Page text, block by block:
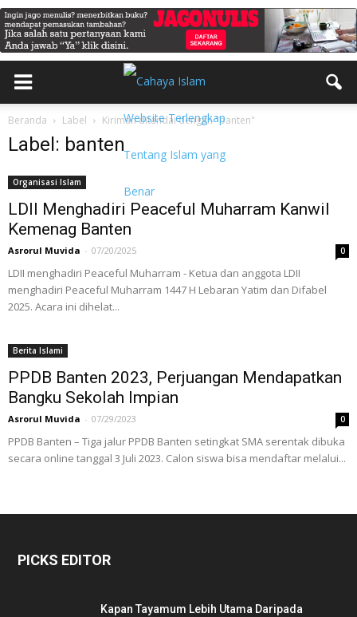
Beranda Label Kiriman ditandai dengan "banten"
Label: banten
Organisasi Islam
LDII Menghadiri Peaceful Muharram Kanwil
Kemenag Banten
Asrorul Muvida - 07/20/2025 0
LDII menghadiri Peaceful Muharram - Ketua dan anggota LDII
menghadiri Peaceful Muharram 1447 H Lebaran Yatim dan Difabel
2025. Acara ini dihelat...
Berita Islami
PPDB Banten 2023, Perjuangan Mendapatkan
Bangku Sekolah Impian
Asrorul Muvida - 07/29/2023 0
PPDB Banten – Tiga jalur PPDB Banten setingkat SMA serentak dibuka
secara online tanggal 3 Juli 2023. Calon siswa bisa mendaftar melalui...
PICKS EDITOR
Kapan Tayamum Lebih Utama Daripada